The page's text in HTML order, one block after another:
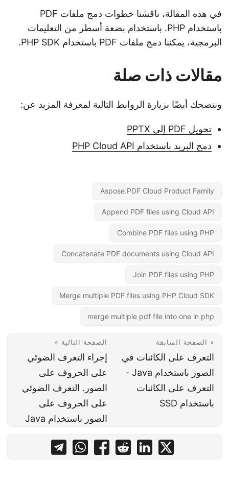
في هذه المقالة، ناقشنا خطوات دمج ملفات PDF
باستخدام PHP. باستخدام بضعة أسطر من التعليمات
البرمجية، يمكننا دمج ملفات PDF باستخدام PHP SDK.
مقالات ذات صلة
وننصحك أيضًا بزيارة الروابط التالية لمعرفة المزيد عن:
تحويل PDF إلى PPTX
دمج البريد باستخدام PHP Cloud API
Aspose.PDF Cloud Product Family
Append PDF files using Cloud API
Combine PDF files using PHP
Concatenate PDF documents using Cloud API
Join PDF files using PHP
Merge multiple PDF files using PHP Cloud SDK
merge multiple pdf file into one in php
« الصفحة السابقة
التعرف على الكائنات في
الصور باستخدام Java -
التعرف على الكائنات
باستخدام SSD
الصفحة التالية »
إجراء التعرف الضوئي
على الحروف على
الصور. التعرف الضوئي
على الحروف على
الصور باستخدام Java